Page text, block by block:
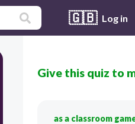
🇬🇧 Log in
Give this quiz to
as a classroom